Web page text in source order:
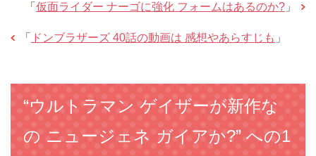
「 仮面ライダー ナーゴに強化 フォームはあるのか? 」
「 ドンブラザーズ 40話の動画は 感想やあらすじも 」
“ウルトラマン ゲイザーが新作な
の ニュージェネ ガイアか?” への1